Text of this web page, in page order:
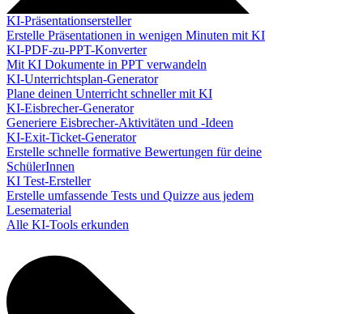
KI-Präsentationsersteller
Erstelle Präsentationen in wenigen Minuten mit KI
KI-PDF-zu-PPT-Konverter
Mit KI Dokumente in PPT verwandeln
KI-Unterrichtsplan-Generator
Plane deinen Unterricht schneller mit KI
KI-Eisbrecher-Generator
Generiere Eisbrecher-Aktivitäten und -Ideen
KI-Exit-Ticket-Generator
Erstelle schnelle formative Bewertungen für deine
SchülerInnen
KI Test-Ersteller
Erstelle umfassende Tests und Quizze aus jedem
Lesematerial
Alle KI-Tools erkunden